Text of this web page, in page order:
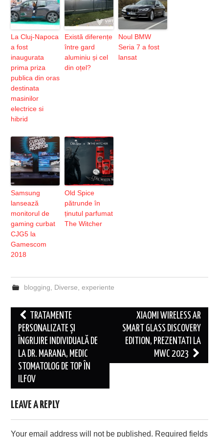
La Cluj-Napoca
a fost
inaugurata
prima priza
publica din oras
destinata
masinilor
electrice si
hibrid
Există diferențe
între gard
aluminiu și cel
din oțel?
Noul BMW
Seria 7 a fost
lansat
Samsung
lansează
monitorul de
gaming curbat
CJG5 la
Gamescom
2018
Old Spice
pătrunde în
ținutul parfumat
The Witcher
blogging Diverse experiente
Post
navigation
TRATAMENTE
PERSONALIZATE ȘI
ÎNGRIJIRE INDIVIDUALĂ DE
LA DR. MARANA, MEDIC
STOMATOLOG DE TOP ÎN
ILFOV
XIAOMI WIRELESS AR
SMART GLASS DISCOVERY
EDITION, PREZENTATI LA
MWC 2023
LEAVE A REPLY
Your email address will not be published. Required fields